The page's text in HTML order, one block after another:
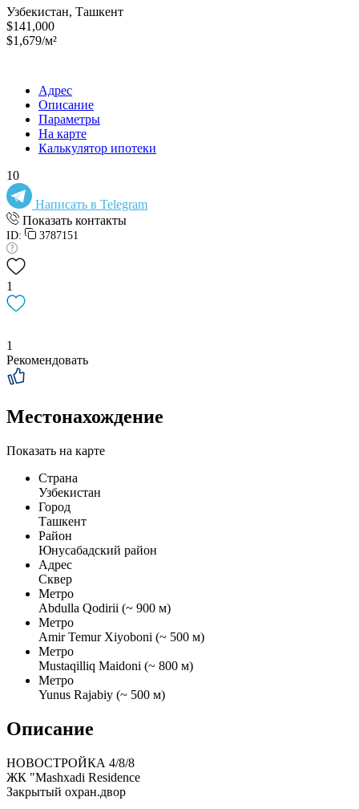
Узбекистан, Ташкент
$141,000
$1,679/м²
Адрес
Описание
Параметры
На карте
Калькулятор ипотеки
10
Написать в Telegram
Показать контакты
ID: 3787151
1
1
Рекомендовать
Местонахождение
Показать на карте
Страна
Узбекистан
Город
Ташкент
Район
Юнусабадский район
Адрес
Сквер
Метро
Abdulla Qodirii (~ 900 м)
Метро
Amir Temur Xiyoboni (~ 500 м)
Метро
Mustaqilliq Maidoni (~ 800 м)
Метро
Yunus Rajabiy (~ 500 м)
Описание
НОВОСТРОЙКА 4/8/8
ЖК "Mashxadi Residence
Закрытый охран.двор